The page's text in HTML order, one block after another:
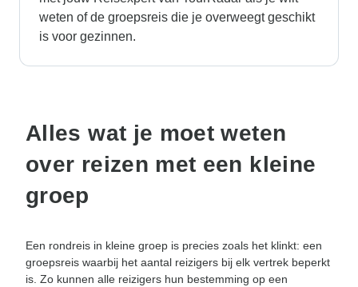
weten of de groepsreis die je overweegt geschikt
is voor gezinnen.
Alles wat je moet weten
over reizen met een kleine
groep
Een rondreis in kleine groep is precies zoals het klinkt: een
groepsreis waarbij het aantal reizigers bij elk vertrek beperkt
is. Zo kunnen alle reizigers hun bestemming op een